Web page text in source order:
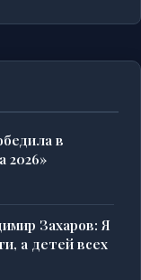
в
2026»
Захаров: Я
а детей всех